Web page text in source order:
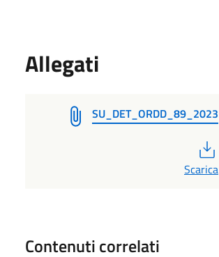
Allegati
SU_DET_ORDD_89_2023
Scarica
Contenuti correlati